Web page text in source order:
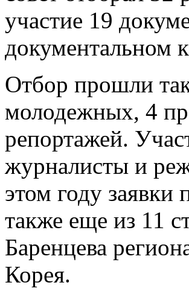
участие 19
документальном
Отбор прошли
молодежных, 4
репортажей.
журналисты и
этом году
также еще из 11
Баренцева
Корея.